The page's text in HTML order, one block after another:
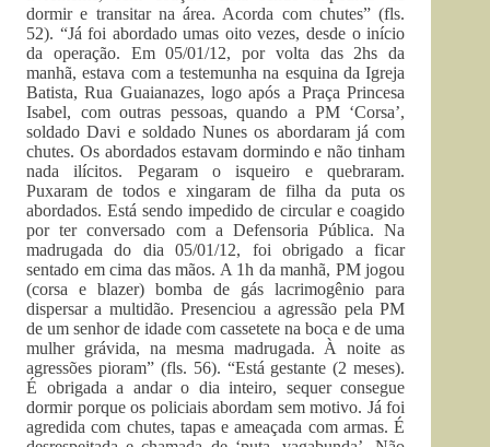
dormir e transitar na área. Acorda com chutes” (fls.
52). “Já foi abordado umas oito vezes, desde o início
da operação. Em 05/01/12, por volta das 2hs da
manhã, estava com a testemunha na esquina da Igreja
Batista, Rua Guaianazes, logo após a Praça Princesa
Isabel, com outras pessoas, quando a PM ‘Corsa’,
soldado Davi e soldado Nunes os abordaram já com
chutes. Os abordados estavam dormindo e não tinham
nada ilícitos. Pegaram o isqueiro e quebraram.
Puxaram de todos e xingaram de filha da puta os
abordados. Está sendo impedido de circular e coagido
por ter conversado com a Defensoria Pública. Na
madrugada do dia 05/01/12, foi obrigado a ficar
sentado em cima das mãos. A 1h da manhã, PM jogou
(corsa e blazer) bomba de gás lacrimogênio para
dispersar a multidão. Presenciou a agressão pela PM
de um senhor de idade com cassetete na boca e de uma
mulher grávida, na mesma madrugada. À noite as
agressões pioram” (fls. 56). “Está gestante (2 meses).
É obrigada a andar o dia inteiro, sequer consegue
dormir porque os policiais abordam sem motivo. Já foi
agredida com chutes, tapas e ameaçada com armas. É